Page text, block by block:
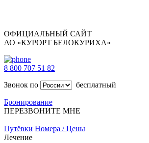
ОФИЦИАЛЬНЫЙ САЙТ
АО «КУРОРТ БЕЛОКУРИХА»
8 800 707 51 82
Звонок по
бесплатный
Бронирование
ПЕРЕЗВОНИТЕ МНЕ
Путёвки Номера / Цены
Лечение